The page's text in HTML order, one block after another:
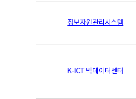
정보자원관리시스템
K-ICT 빅데이터센터